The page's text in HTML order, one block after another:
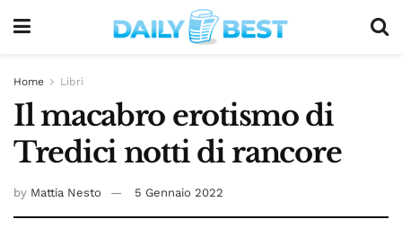
Home Libri
Il macabro erotismo di
Tredici notti di rancore
by Mattia Nesto 5 Gennaio 2022